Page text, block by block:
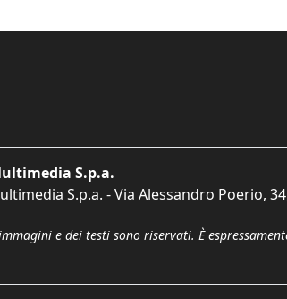
S.p.a.
S.p.a. - Via Alessandro Poerio, 34,
e dei testi sono riservati. È